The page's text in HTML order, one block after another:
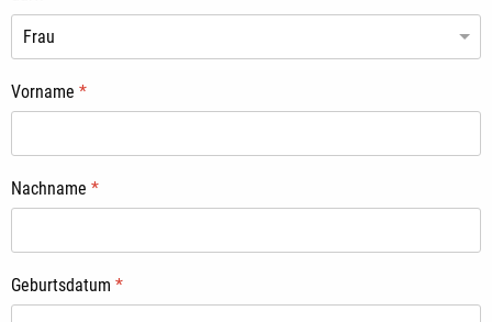
Vorname *
Nachname *
Geburtsdatum *